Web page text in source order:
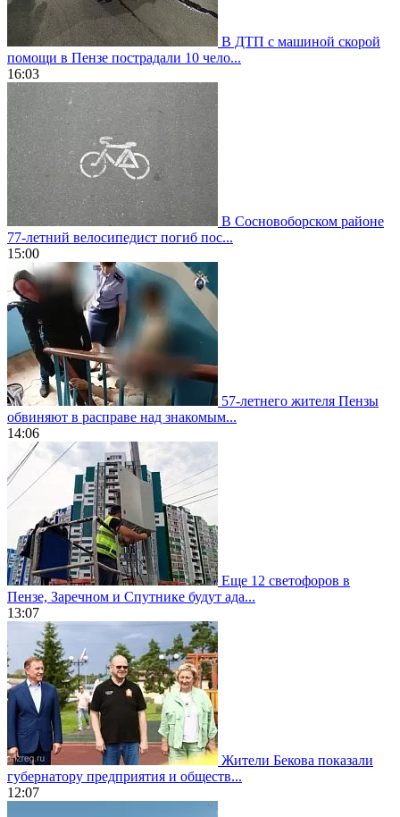
В ДТП с машиной скорой
помощи в Пензе пострадали 10 чело...
16:03
В Сосновоборском районе
77-летний велосипедист погиб пос...
15:00
57-летнего жителя Пензы
обвиняют в расправе над знакомым...
14:06
Еще 12 светофоров в
Пензе, Заречном и Спутнике будут ада...
13:07
Жители Бекова показали
губернатору предприятия и обществ...
12:07